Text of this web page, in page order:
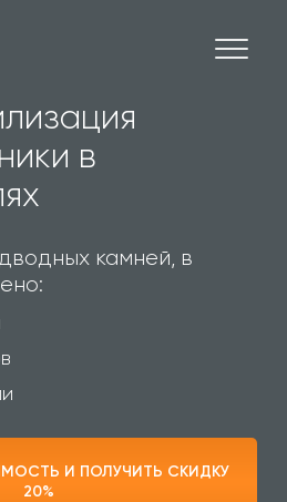
в
камней, в
И ПОЛУЧИТЬ СКИДКУ
20%